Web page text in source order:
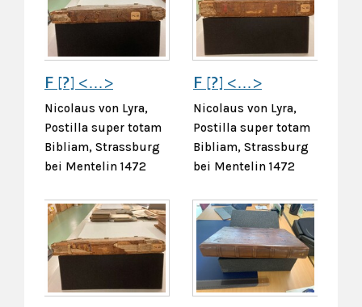
F [?] <…>
Nicolaus von Lyra,
Postilla super totam
Bibliam, Strassburg
bei Mentelin 1472
F [?] <…>
Nicolaus von Lyra,
Postilla super totam
Bibliam, Strassburg
bei Mentelin 1472